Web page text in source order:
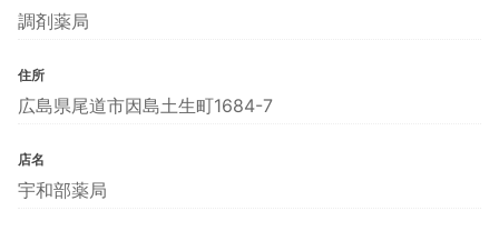
調剤薬局
住所
広島県尾道市因島土生町1684-7
店名
宇和部薬局